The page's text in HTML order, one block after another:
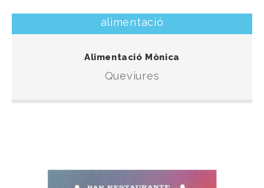
alimentació
Alimentació Mònica
Queviures